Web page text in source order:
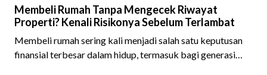
Membeli Rumah Tanpa Mengecek Riwayat
Properti? Kenali Risikonya Sebelum Terlambat
Membeli rumah sering kali menjadi salah satu keputusan
finansial terbesar dalam hidup, termasuk bagi generasi